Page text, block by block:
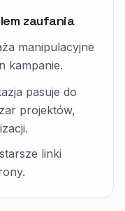
zaufania
manipulacyjne
kampanie.
pasuje do
projektów,
linki